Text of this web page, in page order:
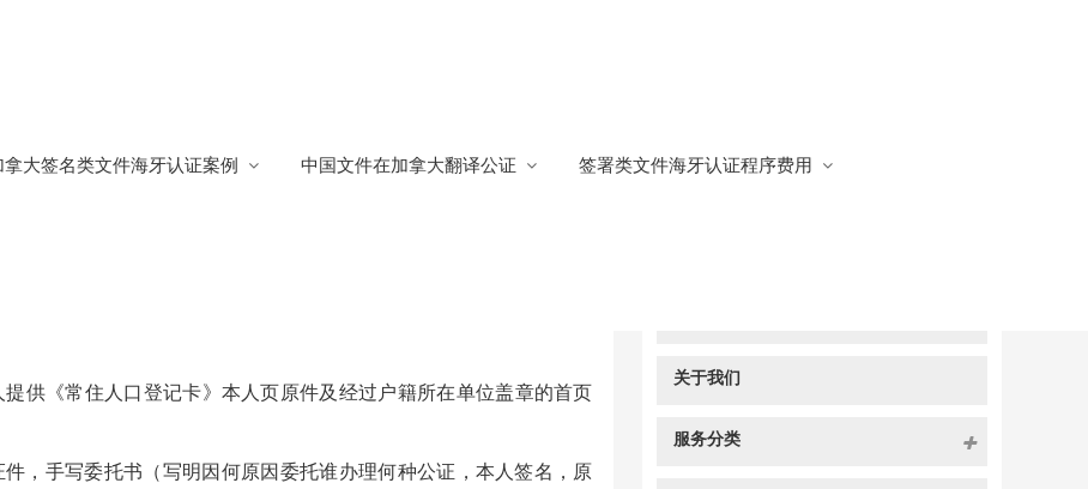
拿大签名类文件海牙认证案例 中国文件在加拿大翻译公证 签署类文件海牙认证程序费用
牙认证
供《常住人口登记卡》本人页原件及经过户籍所在单位盖章的首页
，手写委托书（写明因何原因委托谁办理何种公证，本人签名，原
关于我们
服务分类